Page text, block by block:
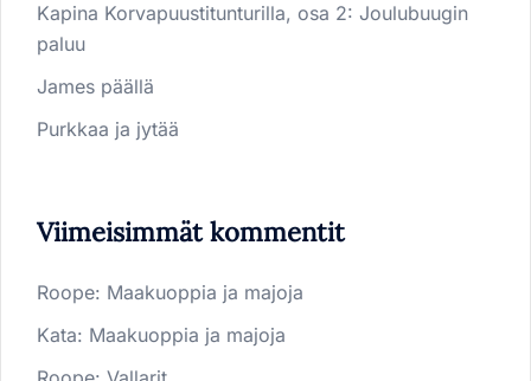
Kapina Korvapuustitunturilla, osa 2: Joulubuugin
paluu
James päällä
Purkkaa ja jytää
Viimeisimmät kommentit
Roope: Maakuoppia ja majoja
Kata: Maakuoppia ja majoja